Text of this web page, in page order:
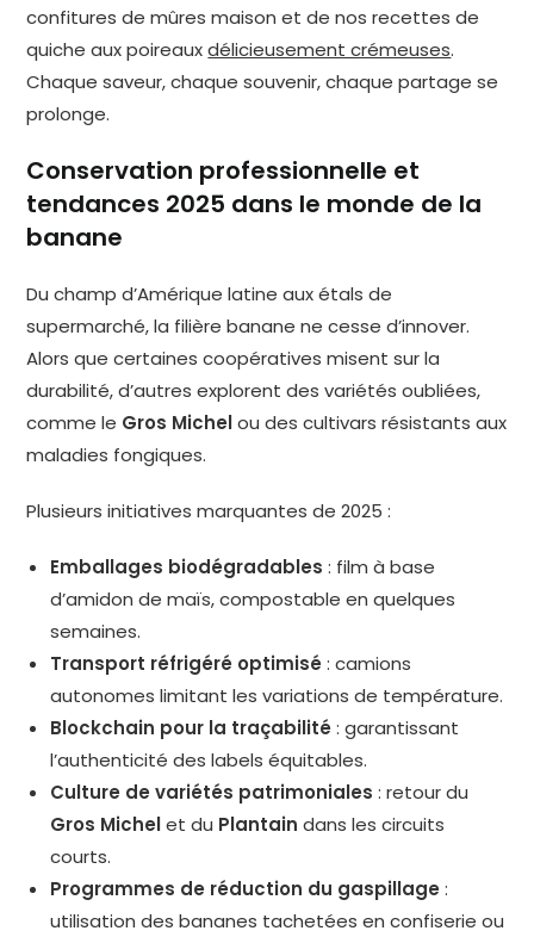
confitures de mûres maison et de nos recettes de
quiche aux poireauxdélicieusement crémeuses.
Chaque saveur, chaque souvenir, chaque partage se
prolonge.
Conservation professionnelle et
tendances 2025 dans le monde de la
banane
Du champ d’Amérique latine aux étals de
supermarché, la filière banane ne cesse d’innover.
Alors que certaines coopératives misent sur la
durabilité, d’autres explorent des variétés oubliées,
comme le Gros Michelou des cultivars résistants aux
maladies fongiques.
Plusieurs initiatives marquantes de 2025 :
Emballages biodégradables : film à base
d’amidon de maïs, compostable en quelques
semaines.
Transport réfrigéré optimisé : camions
autonomes limitant les variations de température.
Blockchain pour la traçabilité : garantissant
l’authenticité des labels équitables.
Culture de variétés patrimoniales : retour du
Gros Michelet du Plantain dans les circuits
courts.
Programmes de réduction du gaspillage :
utilisation des bananes tachetées en confiserie ou